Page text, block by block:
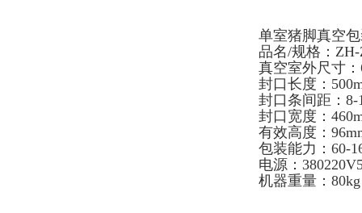
单室猪脚真空
品名/规格：ZH-
真空室外尺寸：
封口长度：
封口条间距：8-
封口宽度：
有效高度：
包装能力：60-
电源：
机器重量：80kg